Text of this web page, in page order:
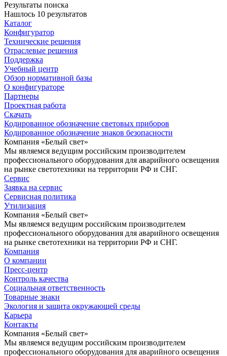
Результаты поиска
Нашлось 10 результатов
Каталог
Конфигуратор
Технические решения
Отраслевые решения
Поддержка
Учебный центр
Обзор нормативной базы
О конфигураторе
Партнеры
Проектная работа
Скачать
Кодированное обозначение световых приборов
Кодированное обозначение знаков безопасности
Компания «Белый свет»
Мы являемся ведущим российским производителем
профессионального оборудования для аварийного освещения
на рынке светотехники на территории РФ и СНГ.
Сервис
Заявка на сервис
Сервисная политика
Утилизация
Компания «Белый свет»
Мы являемся ведущим российским производителем
профессионального оборудования для аварийного освещения
на рынке светотехники на территории РФ и СНГ.
Компания
О компании
Пресс-центр
Контроль качества
Социальная ответственность
Товарные знаки
Экология и защита окружающей среды
Карьера
Контакты
Компания «Белый свет»
Мы являемся ведущим российским производителем
профессионального оборудования для аварийного освещения